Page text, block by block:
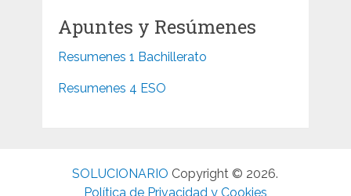
Apuntes y Resúmenes
Resumenes 1 Bachillerato
Resumenes 4 ESO
SOLUCIONARIO Copyright © 2026.
Política de Privacidad y Cookies